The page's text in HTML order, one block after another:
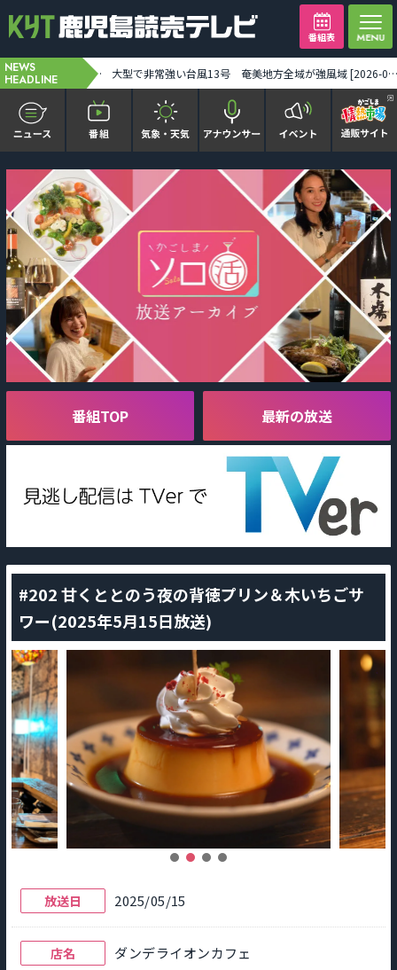
番組表
NEWS
HEADLINE 台風13号が奄美に猛威 2万6880戸停電 建物被害も――奄美地方は線状降水帯発生のおそれ [2026-08-07 19:45:00] 大型で非常強い台風13号 奄美地方全域が強風域 [2026-08-08 12:00:00]
かごピタ FAMILIAR
KYT news every かごしま
かごしまソロ活
It推しTV
番組表を見る
番組TOP 最新の放送
#202 甘くととのう夜の背徳プリン＆木いちごサ
ワー(2025年5月15日放送)
放送日 2025/05/15
店名 ダンデライオンカフェ